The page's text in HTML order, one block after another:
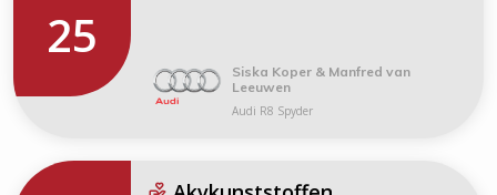
25
Siska Koper & Manfred van
Leeuwen
Audi R8 Spyder